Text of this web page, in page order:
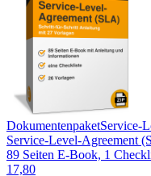
DokumentenpaketService-
Service-Level-Agreement
89 Seiten E-Book, 1
17,80